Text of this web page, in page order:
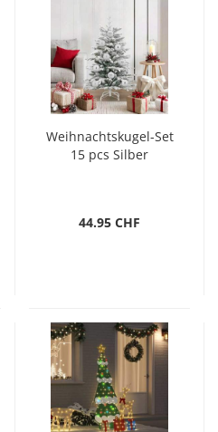
Weihnachtskugel-Set
15 pcs Silber
44.95 CHF